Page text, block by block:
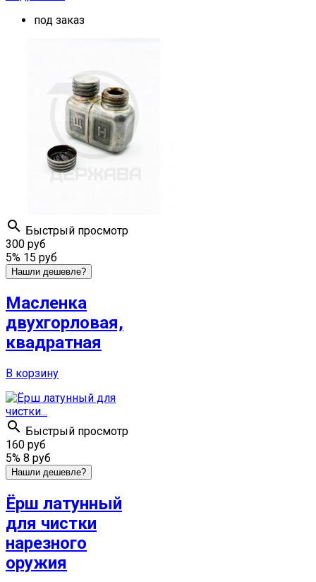
под заказ
 Быстрый просмотр
300 руб
5% 15 руб
Нашли дешевле?
Масленка
двухгорловая,
квадратная
В корзину
 Быстрый просмотр
160 руб
5% 8 руб
Нашли дешевле?
Ёрш латунный
для чистки
нарезного
оружия